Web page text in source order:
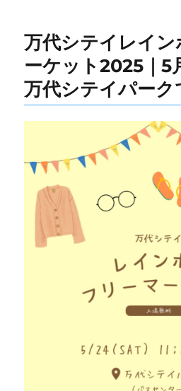
万代シテイレイン
ーケット2025｜5
万代シテイパーク